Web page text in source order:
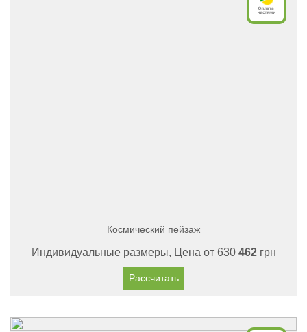
Космический пейзаж
Индивидуальные размеры, Цена от630 462грн
Рассчитать